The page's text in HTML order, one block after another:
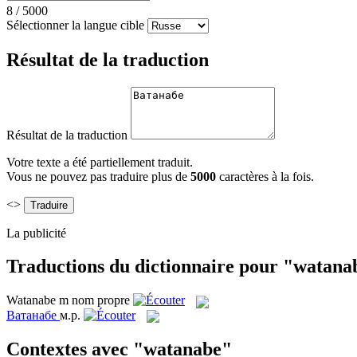
8 / 5000
Sélectionner la langue cible
Résultat de la traduction
Résultat de la traduction
Votre texte a été partiellement traduit.
Vous ne pouvez pas traduire plus de 5000 caractères à la fois.
<>
La publicité
Traductions du dictionnaire pour
Watanabe m nom propre
Ватанабе м.р.
Contextes avec "watanabe"